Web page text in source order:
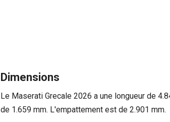
Dimensions
Le Maserati Grecale 2026 a une longueur de
de 1.659 mm. L'empattement est de 2.901 mm.